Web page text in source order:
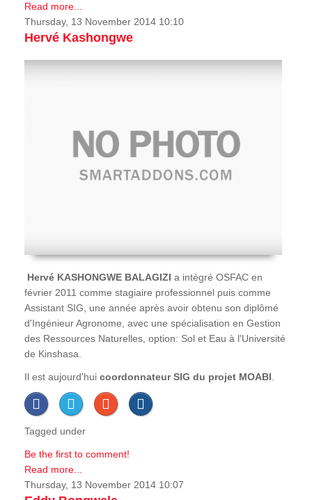
Read more...
Thursday, 13 November 2014 10:10
Hervé Kashongwe
Hervé KASHONGWE BALAGIZI a intègré OSFAC en
février 2011 comme stagiaire professionnel puis comme
Assistant SIG, une année après avoir obtenu son diplômé
d'Ingénieur Agronome, avec une spécialisation en Gestion
des Ressources Naturelles, option: Sol et Eau à l'Université
de Kinshasa.
Il est aujourd'hui coordonnateur SIG du projet MOABI
Tagged under
Be the first to comment!
Read more...
Thursday, 13 November 2014 10:07